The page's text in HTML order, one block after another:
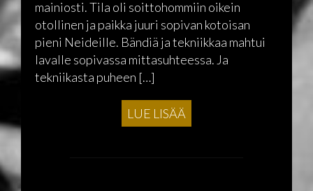
mainiosti. Tila oli soittohommiin oikein
otollinen ja paikka juuri sopivan kotoisan
pieni Neideille. Bändiä ja tekniikkaa mahtui
lavalle sopivassa mittasuhteessa. Ja
tekniikasta puheen […]
LUE LISÄÄ